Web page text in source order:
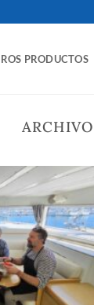
PRODUCTOS